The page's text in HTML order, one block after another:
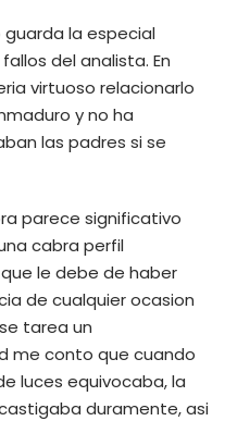
la especial
del analista. En
virtuoso relacionarlo
y no ha
las padres si se
parece significativo
cabra perfil
le debe de haber
de cualquier ocasion
tarea un
me conto que cuando
luces equivocaba, la
duramente, asi